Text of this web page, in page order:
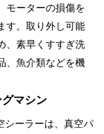
モーターの損傷を
す。取り外し可能
、素早くすすぎ洗
、魚介類などを機
マシン
シーラーは、真空パ